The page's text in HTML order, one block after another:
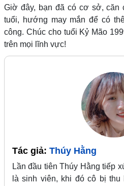
Giờ đây, bạn đã có cơ sở,
tuổi, hướng may mắn để có
công. Chúc cho tuổi Kỷ Mão
trên mọi lĩnh vực!
Tác giả: Thúy Hằng
Lần đầu tiên Thúy Hằng tiếp
là sinh viên, khi đó cô bị